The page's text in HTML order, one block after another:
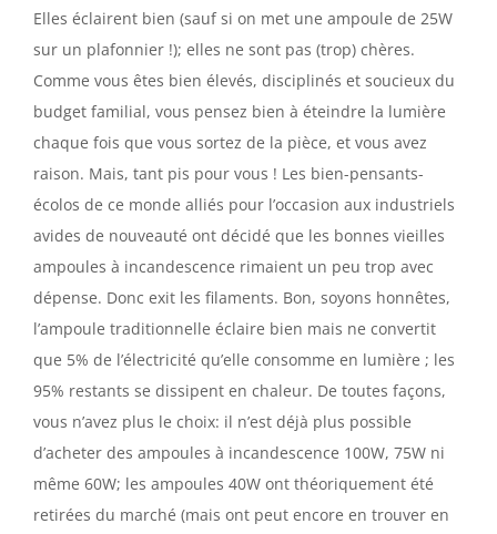
Elles éclairent bien (sauf si on met une ampoule de 25W
sur un plafonnier !); elles ne sont pas (trop) chères.
Comme vous êtes bien élevés, disciplinés et soucieux du
budget familial, vous pensez bien à éteindre la lumière
chaque fois que vous sortez de la pièce, et vous avez
raison. Mais, tant pis pour vous ! Les bien-pensants-
écolos de ce monde alliés pour l’occasion aux industriels
avides de nouveauté ont décidé que les bonnes vieilles
ampoules à incandescence rimaient un peu trop avec
dépense. Donc exit les filaments. Bon, soyons honnêtes,
l’ampoule traditionnelle éclaire bien mais ne convertit
que 5% de l’électricité qu’elle consomme en lumière ; les
95% restants se dissipent en chaleur. De toutes façons,
vous n’avez plus le choix: il n’est déjà plus possible
d’acheter des ampoules à incandescence 100W, 75W ni
même 60W; les ampoules 40W ont théoriquement été
retirées du marché (mais ont peut encore en trouver en